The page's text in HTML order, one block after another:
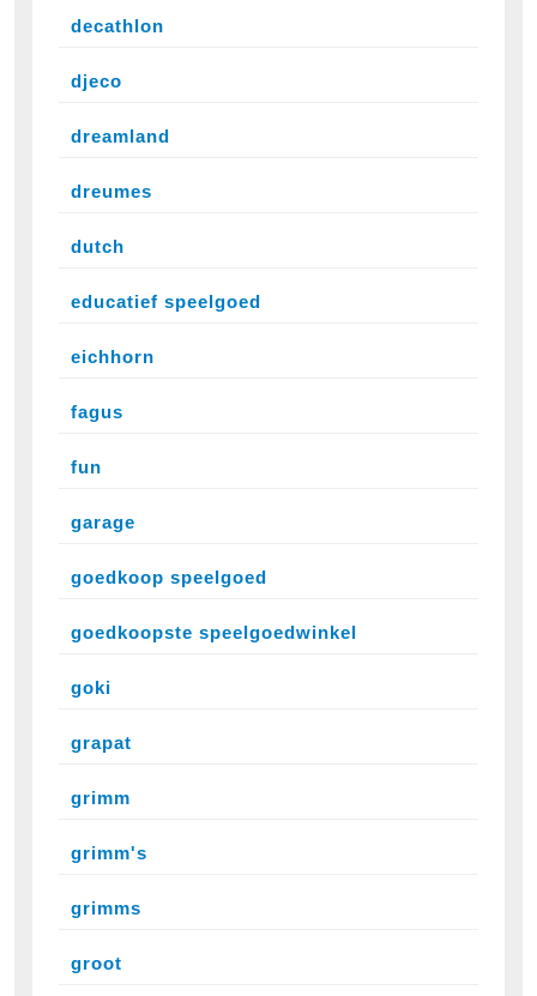
decathlon
djeco
dreamland
dreumes
dutch
educatief speelgoed
eichhorn
fagus
fun
garage
goedkoop speelgoed
goedkoopste speelgoedwinkel
goki
grapat
grimm
grimm's
grimms
groot